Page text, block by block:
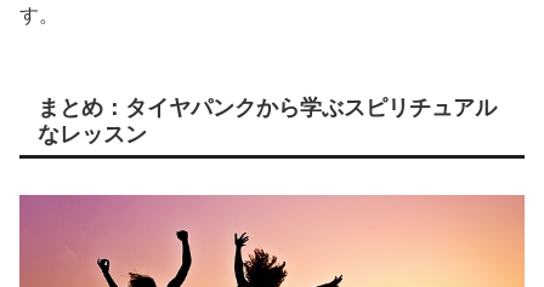
す。
まとめ：タイヤパンクから学ぶスピリチュアル
なレッスン